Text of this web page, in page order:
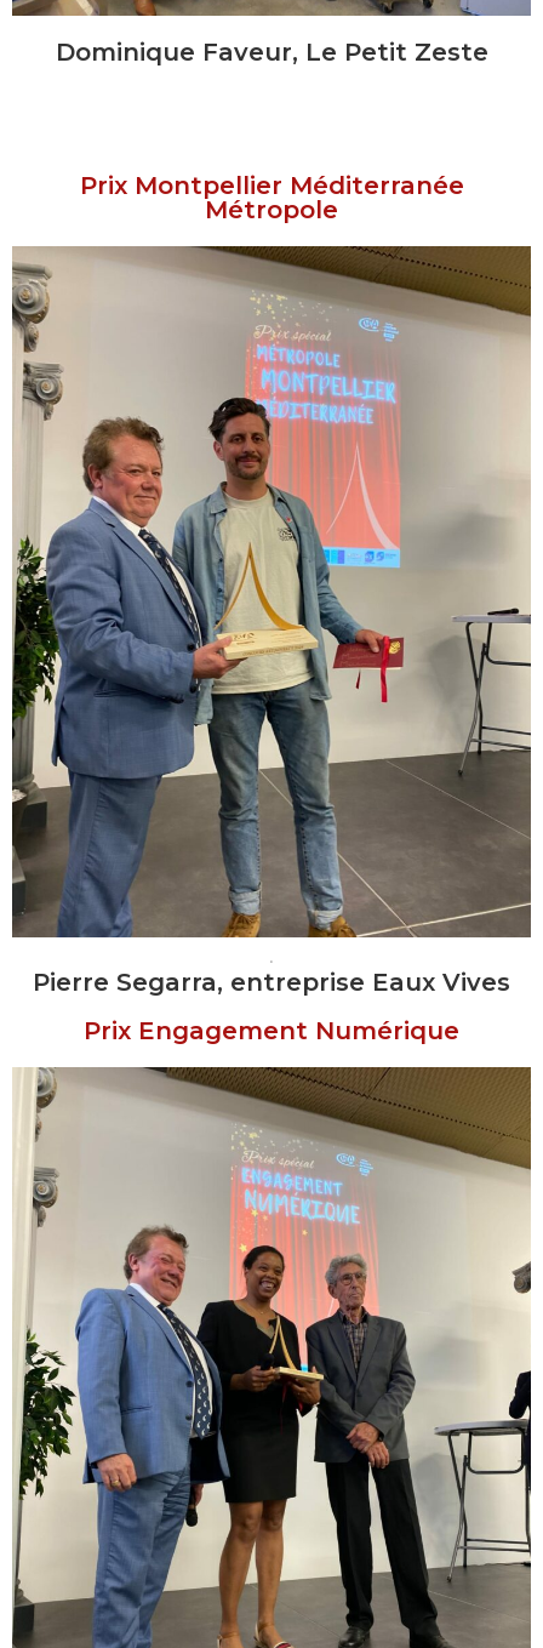
Dominique Faveur, Le Petit Zeste
Prix Montpellier Méditerranée
Métropole
.
Pierre Segarra, entreprise Eaux Vives
Prix Engagement Numérique